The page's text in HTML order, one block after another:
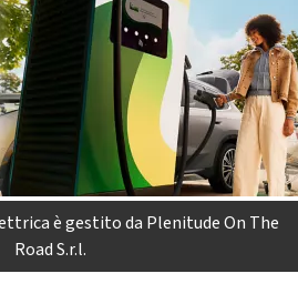
è gestito da Plenitude On The
Road S.r.l.